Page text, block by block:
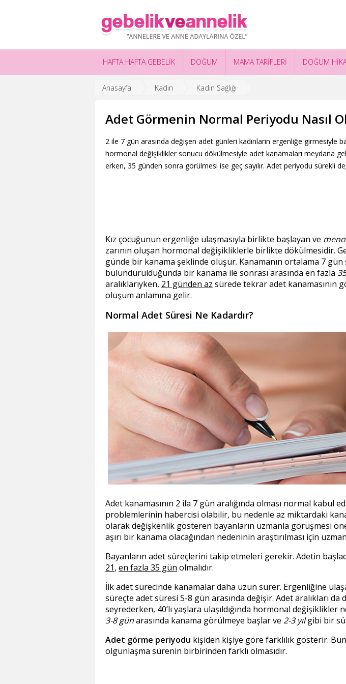
HAFTA HAFTA GEBELİK DOĞUM MAMA TARİFLERİ DOĞUM
Anasayfa Kadın Kadın Sağlığı
Adet Görmenin Normal Periyodu Nasıl
2 ile 7 gün arasında değişen adet günleri kadınların ergenliğe girmesiyle
hormonal değişiklikler sonucu dökülmesiyle adet kanamaları meydana
erken, 35 günden sonra görülmesi ise geç sayılır. Adet periyodu sürekli
Kız çocuğunun ergenliğe ulaşmasıyla birlikte başlayan ve
zarının oluşan hormonal değişikliklerle birlikte dökülmesidir.
günde bir kanama şeklinde oluşur. Kanamanın ortalama 7
bulundurulduğunda bir kanama ile sonrası arasında en fazla
aralıklarıyken, 21 günden az sürede tekrar adet kanamasının
oluşum anlamına gelir.
Normal Adet Süresi Ne Kadardır?
Adet kanamasının 2 ila 7 gün aralığında olması normal kabul
problemlerinin habercisi olabilir, bu nedenle az miktardaki
olarak değişkenlik gösteren bayanların uzmanla görüşmesi
aşırı bir kanama olacağından nedeninin araştırılması için
Bayanların adet süreçlerini takip etmeleri gerekir. Adetin
21, en fazla 35 gün olmalıdır.
İlk adet sürecinde kanamalar daha uzun sürer. Ergenliğine
süreçte adet süresi 5-8 gün arasında değişir. Adet aralıkları
seyrederken, 40’lı yaşlara ulaşıldığında hormonal
3-8 günarasında kanama görülmeye başlar ve 2-3 yılgibi bir
Adet görme periyodu kişiden kişiye göre farklılık gösterir.
olgunlaşma sürenin birbirinden farklı olmasıdır.